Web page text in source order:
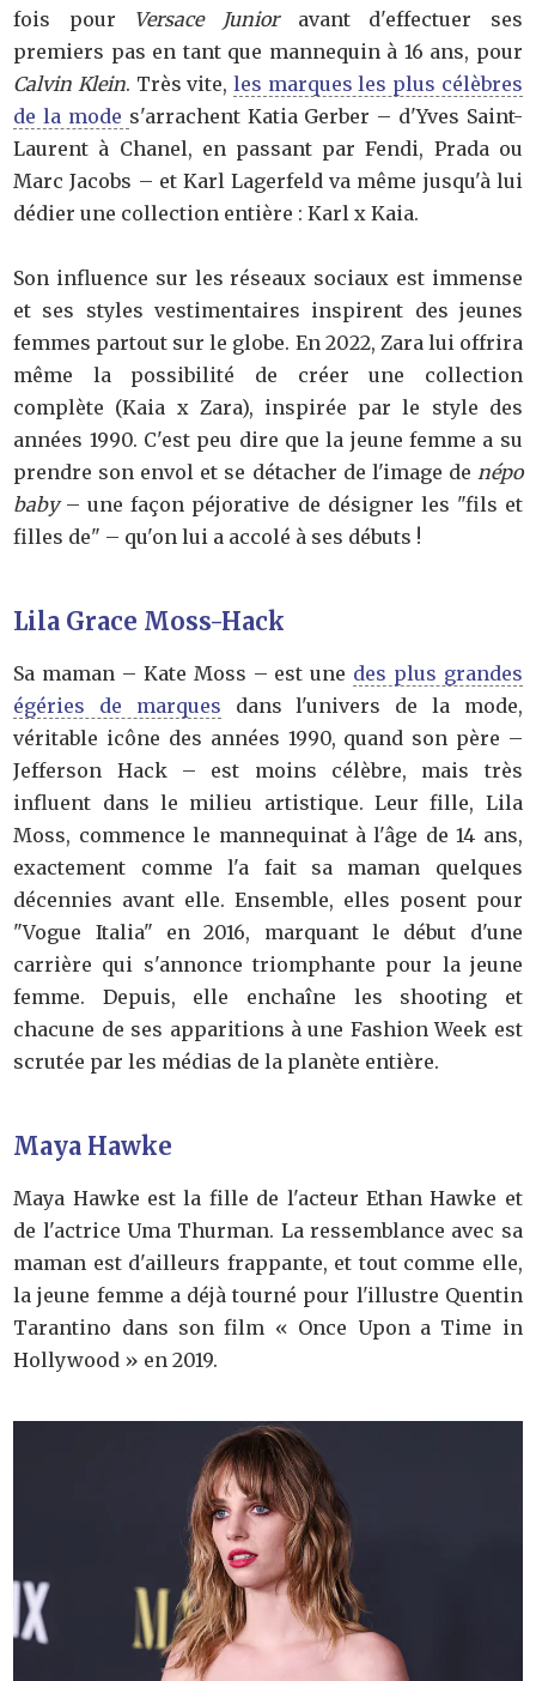
fois pour Versace Junior avant d'effectuer ses
premiers pas en tant que mannequin à 16 ans, pour
Calvin Klein. Très vite,les marques les plus célèbres
de la mode s'arrachent Katia Gerber – d'Yves Saint-
Laurent à Chanel, en passant par Fendi, Prada ou
Marc Jacobs – et Karl Lagerfeld va même jusqu'à lui
dédier une collection entière : Karl x Kaia.
Son influence sur les réseaux sociaux est immense
et ses styles vestimentaires inspirent des jeunes
femmes partout sur le globe. En 2022, Zara lui offrira
même la possibilité de créer une collection
complète (Kaia x Zara), inspirée par le style des
années 1990. C'est peu dire que la jeune femme a su
prendre son envol et se détacher de l'image de népo
baby– une façon péjorative de désigner les "fils et
filles de" – qu'on lui a accolé à ses débuts !
Lila Grace Moss-Hack
Sa maman – Kate Moss – est une des plus grandes
égéries de marques dans l'univers de la mode,
véritable icône des années 1990, quand son père –
Jefferson Hack – est moins célèbre, mais très
influent dans le milieu artistique. Leur fille, Lila
Moss, commence le mannequinat à l'âge de 14 ans,
exactement comme l'a fait sa maman quelques
décennies avant elle. Ensemble, elles posent pour
"Vogue Italia" en 2016, marquant le début d'une
carrière qui s'annonce triomphante pour la jeune
femme. Depuis, elle enchaîne les shooting et
chacune de ses apparitions à une Fashion Week est
scrutée par les médias de la planète entière.
Maya Hawke
Maya Hawke est la fille de l'acteur Ethan Hawke et
de l'actrice Uma Thurman. La ressemblance avec sa
maman est d'ailleurs frappante, et tout comme elle,
la jeune femme a déjà tourné pour l'illustre Quentin
Tarantino dans son film « Once Upon a Time in
Hollywood » en 2019.